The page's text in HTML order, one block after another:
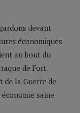
devant
économiques
au bout du
de Fort
la Guerre de
saine